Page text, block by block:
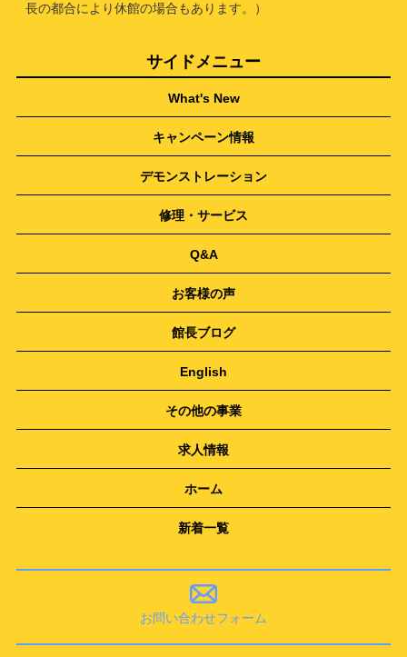
長の都合により休館の場合もあります。）
サイドメニュー
What's New
キャンペーン情報
デモンストレーション
修理・サービス
Q&A
お客様の声
館長ブログ
English
その他の事業
求人情報
ホーム
新着一覧
お問い合わせフォーム